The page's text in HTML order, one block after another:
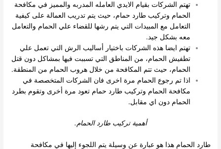
تهتم الشركات بقيام الايدي العامله المدربه والمميز في مكافحة
الحمام وتركيب طارد حمام، حيث يتم تدريب العمالة على كيفية
التعامل مع المبيدات التي يتم رشها للقضاء علي الحمام والتعامل
معه بشكل جيد.
تهتم ايضا هذه الشركات باختيار أساليب الرش التي تعمل علي
تطفيش الحمام، من المناطق التي تسببت فيها بمشاكل دون قتل
الحمام، حيث تتم المكافحة من خلال هروب الحمام من المنطقة.
اذا تم رجوع الحمام مرة اخرى فان الشركات المتخصصة في
مكافحة الحمام وتركيب طارد حمام تعود مرة أخرى وتقوم بطرد
الحمام دون اي مقابل.
أهمية تركيب طارد الحمام.
طارد الحمام هذا هو عبارة عن وسيلة يتم اللجوء إليها في مكافحة